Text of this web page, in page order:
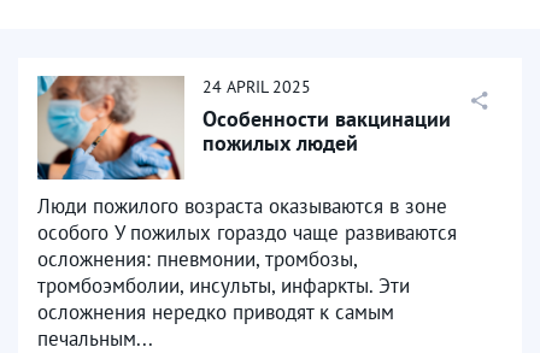
24 APRIL 2025
Особенности вакцинации
пожилых людей
Люди пожилого возраста оказываются в зоне
особого У пожилых гораздо чаще развиваются
осложнения: пневмонии, тромбозы,
тромбоэмболии, инсульты, инфаркты. Эти
осложнения нередко приводят к самым
печальным...